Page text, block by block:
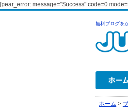
[pear_error: message="Success" code=0
無料ブログを
ホーム >